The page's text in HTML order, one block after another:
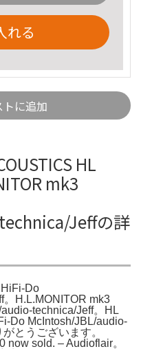
れる
に追加
HL
mk3
Jeffの詳
Do
。H.L.MONITOR mk3
technica/Jeff。HL
Do McIntosh/JBL/audio-
とうございます。
now sold. – Audioflair。